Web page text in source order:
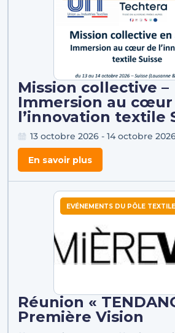
Mission collective –
Immersion au cœur
l’innovation textile
13 octobre 2026 - 14 octobre
En savoir plus
EVÉNEMENTS DU PÔLE
Réunion «
Première Vision